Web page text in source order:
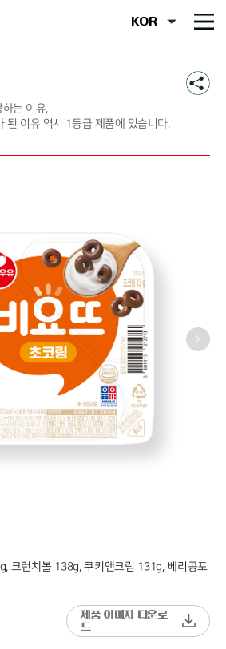
는 이유,
된 이유 역시 1등급 제품에 있습니다.
크런치볼 138g, 쿠키앤크림 131g, 베리콩포
제품 이미지 다운로
드